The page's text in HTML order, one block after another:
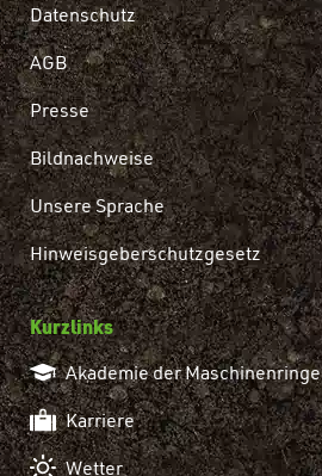
Datenschutz
AGB
Presse
Bildnachweise
Unsere Sprache
Hinweisgeberschutzgesetz
Kurzlinks
Akademie der Maschinenringe
Karriere
Wetter